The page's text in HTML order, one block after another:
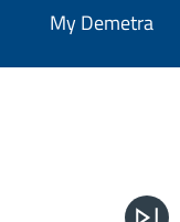
My Demetra